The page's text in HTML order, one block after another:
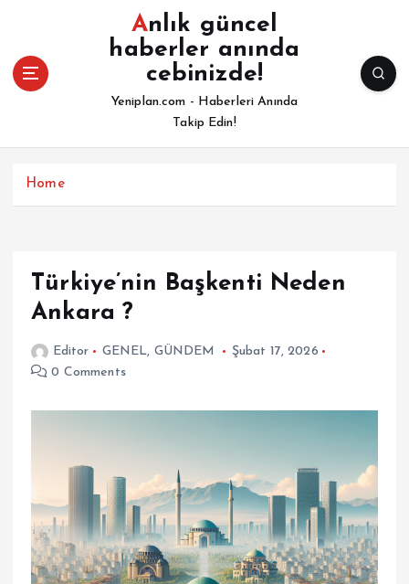
Anlık güncel
haberler anında
cebinizde!
Yeniplan.com - Haberleri Anında
Takip Edin!
Home
Türkiye’nin Başkenti Neden
Ankara ?
Editor GENEL, GÜNDEM
Şubat 17, 2026
0 Comments